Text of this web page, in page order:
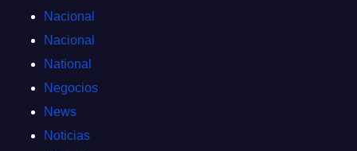
Nacional
Nacional
National
Negocios
News
Noticias